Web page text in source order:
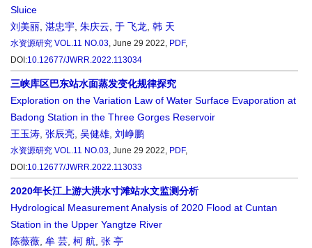
Sluice
刘美丽 湛忠宇 朱庆云 于 飞龙 韩 天
水资源研究 VOL.11 NO.03, June 29 2022, PDF,
DOI:10.12677/JWRR.2022.113034
三峡库区巴东站水面蒸发变化规律探究
Exploration on the Variation Law of Water Surface Evaporation at
Badong Station in the Three Gorges Reservoir
王玉涛 张辰亮 吴健雄 刘峥鹏
水资源研究 VOL.11 NO.03, June 29 2022, PDF,
DOI:10.12677/JWRR.2022.113033
2020年长江上游大洪水寸滩站水文监测分析
Hydrological Measurement Analysis of 2020 Flood at Cuntan
Station in the Upper Yangtze River
陈薇薇 牟 芸 柯 航 张 亭